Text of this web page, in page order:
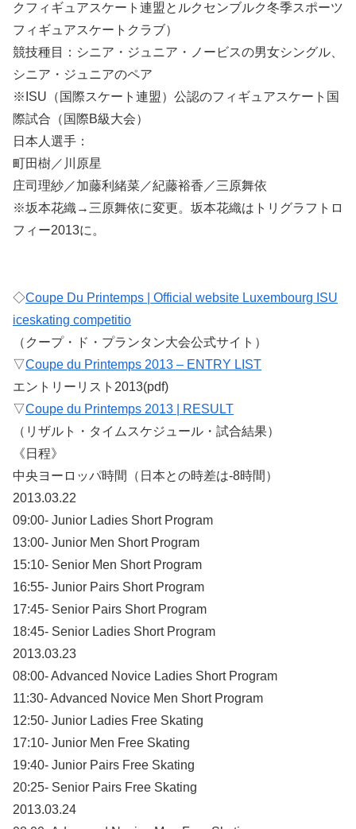
クフィギュアスケート連盟とルクセンブルク冬季スポーツ
フィギュアスケートクラブ）
競技種目：シニア・ジュニア・ノービスの男女シングル、
シニア・ジュニアのペア
※ISU（国際スケート連盟）公認のフィギュアスケート国
際試合（国際B級大会）
日本人選手：
町田樹／川原星
庄司理紗／加藤利緒菜／紀藤裕香／三原舞依
※坂本花織→三原舞依に変更。坂本花織はトリグラフトロ
フィー2013に。
◇Coupe Du Printemps | Official website Luxembourg ISU
iceskating competitio
（クープ・ド・プランタン大会公式サイト）
▽Coupe du Printemps 2013 – ENTRY LIST
エントリーリスト2013(pdf)
▽Coupe du Printemps 2013 | RESULT
（リザルト・タイムスケジュール・試合結果）
《日程》
中央ヨーロッパ時間（日本との時差は-8時間）
2013.03.22
09:00- Junior Ladies Short Program
13:00- Junior Men Short Program
15:10- Senior Men Short Program
16:55- Junior Pairs Short Program
17:45- Senior Pairs Short Program
18:45- Senior Ladies Short Program
2013.03.23
08:00- Advanced Novice Ladies Short Program
11:30- Advanced Novice Men Short Program
12:50- Junior Ladies Free Skating
17:10- Junior Men Free Skating
19:40- Junior Pairs Free Skating
20:25- Senior Pairs Free Skating
2013.03.24